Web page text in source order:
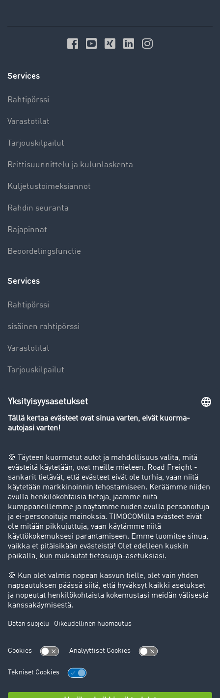
Services
Rahtipörssi
Varastotilat
Tarjouskilpailut
Reittisuunnittelu ja kulunlaskenta
Kuljetustoimeksiannot
Rahdin seuranta
Rajapinnat
Beoordelingsfunctie
Services
Rahtipörssi
sisäinen rahtipörssi
Varastotilat
Tarjouskilpailut
Kuljetustoimeksiannot
Rajapinnat
Kansainvälinen perintäpalvelu
Resurssit
Uutiset
Kuljetusbarometri
Kuljetusalan sanakirja
Yleiskatsaus rahtipörssiin
Oikeudelliset asiat